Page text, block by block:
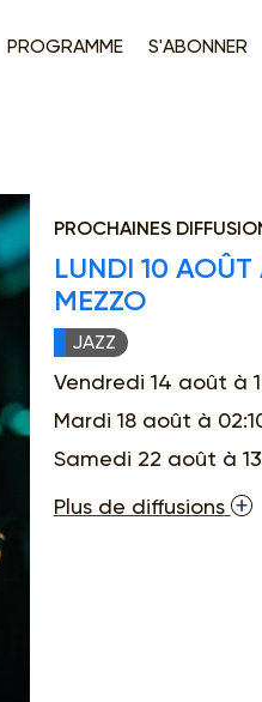
PROGRAMME S'ABONNER
PROCHAINES
LUNDI 10
MEZZO
JAZZ
Vendredi 14 août à
Mardi 18 août à
Samedi 22 août à
Plus de diffusions